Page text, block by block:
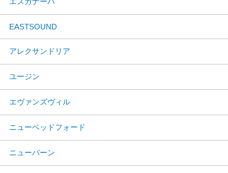
EASTSOUND
アレクサンドリア
ユージン
エヴァンズヴィル
ニューベッドフォード
ニューバーン